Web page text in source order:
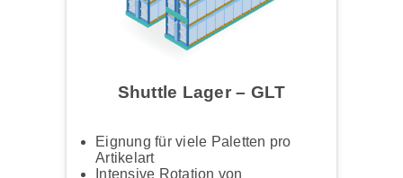
Shuttle Lager – GLT
Eignung für viele Paletten pro
Artikelart
Intensive Rotation von